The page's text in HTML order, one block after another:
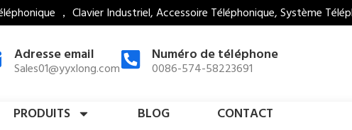
， Clavier Industriel, Accessoire Téléphonique, Système
Adresse email
Sales01@yyxlong.com
Numéro de téléphone
0086-574-58223691
PRODUITS BLOG CONTACT